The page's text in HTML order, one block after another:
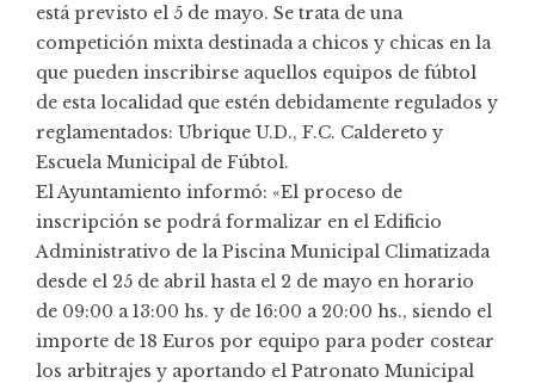
está previsto el 5 de mayo. Se trata de una
competición mixta destinada a chicos y chicas en la
que pueden inscribirse aquellos equipos de fúbtol
de esta localidad que estén debidamente regulados y
reglamentados: Ubrique U.D., F.C. Caldereto y
Escuela Municipal de Fúbtol.
El Ayuntamiento informó: «El proceso de
inscripción se podrá formalizar en el Edificio
Administrativo de la Piscina Municipal Climatizada
desde el 25 de abril hasta el 2 de mayo en horario
de 09:00 a 13:00 hs. y de 16:00 a 20:00 hs., siendo el
importe de 18 Euros por equipo para poder costear
los arbitrajes y aportando el Patronato Municipal